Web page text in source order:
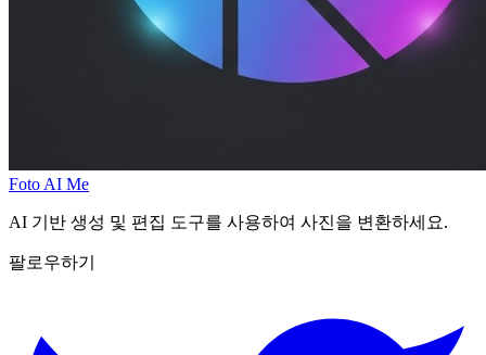
Foto AI Me
AI 기반 생성 및 편집 도구를 사용하여 사진을 변환하세요.
팔로우하기